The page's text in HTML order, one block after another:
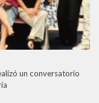
un conversatorio